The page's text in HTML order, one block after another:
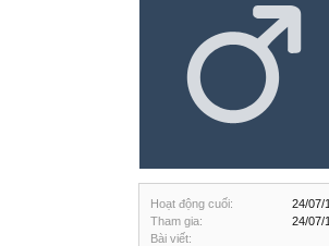
Hoạt động cuối:
24/07/
Tham gia:
24/07/
Bài viết: